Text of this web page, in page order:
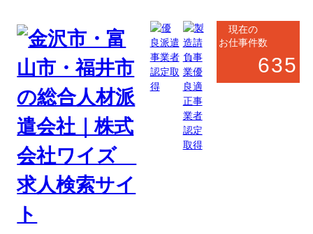
現在の
お仕事件数
635
野々市市・白山市
製造系
軽作業
ハーネス加工・軽作業スタッフ
お仕事番号kaihatsu_8179
《応募先》開発センター